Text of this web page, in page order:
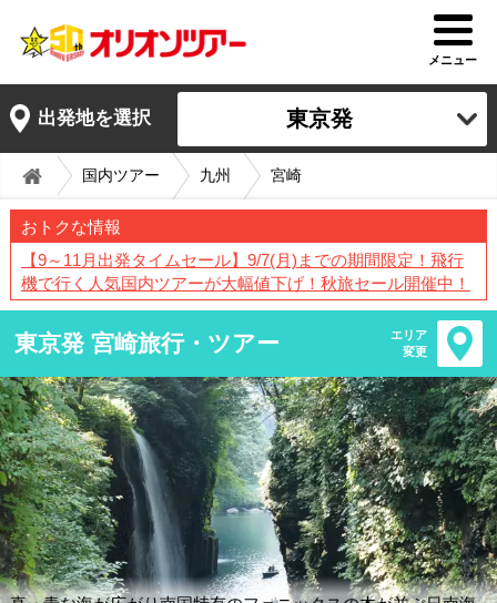
メニュー
出発地を選択 東京発
国内ツアー 九州 宮崎
おトクな情報
【9～11月出発タイムセール】9/7(月)までの期間限定！飛行
機で行く人気国内ツアーが大幅値下げ！秋旅セール開催中！
東京発 宮崎旅行・ツアー
エリア
変更